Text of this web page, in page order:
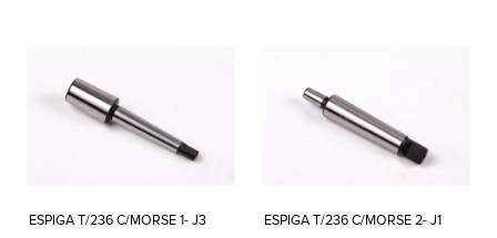
ESPIGA T/236 C/MORSE 1- J3 ESPIGA T/236 C/MORSE 2- J1